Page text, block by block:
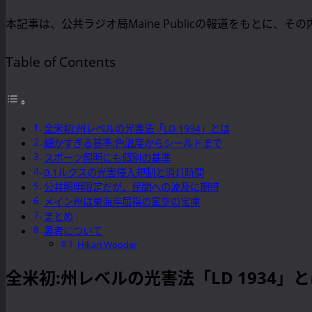
本記事は、公共ラジオ局Maine Publicの報道をもとに、その
Table of Contents
全米初:州レベルの光害法「LD 1934」とは
細かすぎる基準:色温度からシールドまで
スポーツ照明にも個別の基準
0.1ルクスの光害侵入規制と消灯時間
公共照明限定だが、民間への波及に期待
メイン州は東海岸屈指の星空の宝庫
まとめ
著者について
Hikari Wooder
全米初:州レベルの光害法「LD 1934」